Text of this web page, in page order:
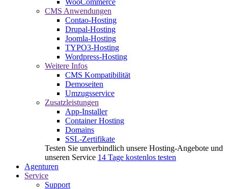
WooCommerce
CMS Anwendungen
Contao-Hosting
Drupal-Hosting
Joomla-Hosting
TYPO3-Hosting
Wordpress-Hosting
Weitere Infos
CMS Kompatibilität
Demoseiten
Umzugsservice
Zusatzleistungen
App-Installer
Container Hosting
Domains
SSL-Zertifikate
Testen Sie unverbindlich unsere Hosting-Angebote und
unseren Service 14 Tage kostenlos testen
Agenturen
Service
Support